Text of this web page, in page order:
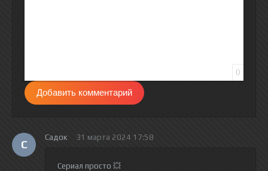
0
Добавить комментарий
С
Садок 31 марта 2024 17:58
Сериал просто 💥